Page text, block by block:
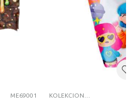
ME69001 KOLEKCIONARSKE FIGURE I SETOVI